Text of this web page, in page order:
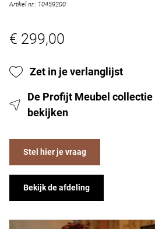
Artikel nr.: 10459200
€ 299,00
Zet in je verlanglijst
De Profijt Meubel collectie
bekijken
Stel hier je vraag
Bekijk de afdeling